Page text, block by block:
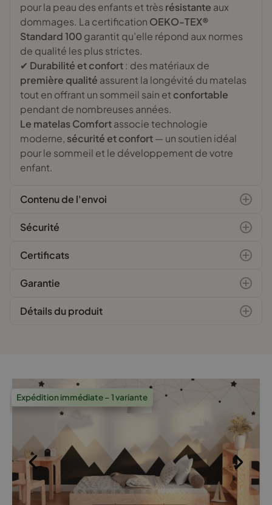
pour la peau des enfants et très résistante aux
dommages. La certification OEKO-TEX®
Standard 100garantit qu’elle répond aux normes
de qualité les plus strictes.
✔ Durabilité et confort: des matériaux de
première qualité assurent la longévité du matelas
tout en offrant un sommeil sain etconfortable
pendant de nombreuses années.
Le matelas Comfortassocie technologie
moderne, sécurité et confort— un soutien idéal
pour le sommeil et le développement de votre
enfant.
Contenu de l'envoi
Sécurité
Certificats
Garantie
Détails du produit
Expédition immédiate – 1 variante